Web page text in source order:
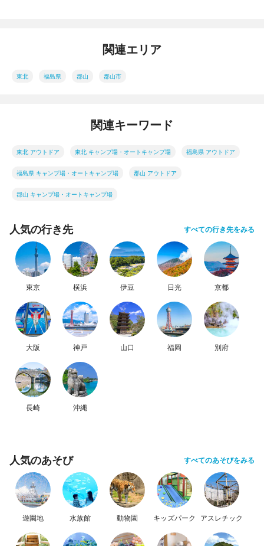
関連エリア
東北 福島県 郡山 郡山市
関連キーワード
東北 アウトドア 東北 キャンプ場・オートキャンプ場 福島県 アウトドア
福島県 キャンプ場・オートキャンプ場 郡山 アウトドア
郡山 キャンプ場・オートキャンプ場
人気の行き先 すべての行き先をみる
東京 横浜 伊豆 日光 京都
大阪 神戸 山口 福岡 別府
長崎 沖縄
人気のあそび すべてのあそびをみる
遊園地 水族館 動物園 キッズパーク アスレチック